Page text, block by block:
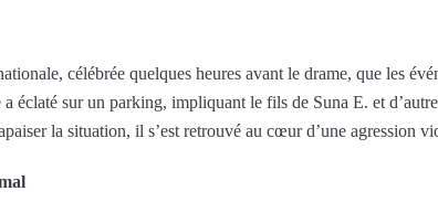
célébrée quelques heures avant le drame, que les
éclaté sur un parking, impliquant le fils de Suna E. et
la situation, il s’est retrouvé au cœur d’une agression